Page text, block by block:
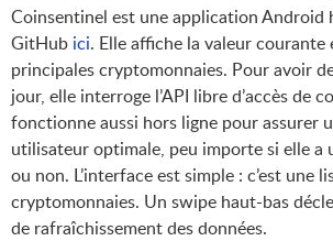
Coinsentinel est une application Android
GitHub ici. Elle affiche la valeur courante
principales cryptomonnaies. Pour avoir
jour, elle interroge l’API libre d’accès de
fonctionne aussi hors ligne pour assurer
utilisateur optimale, peu importe si elle a
ou non. L’interface est simple : c’est une
cryptomonnaies. Un swipe haut-bas
de rafraîchissement des données.